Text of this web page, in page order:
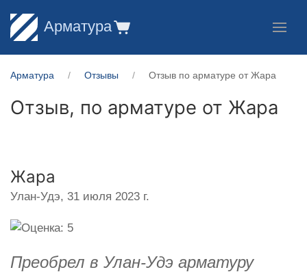
Арматура
Арматура Отзывы Отзыв по арматуре от Жара
Отзыв, по арматуре от Жара
Жара
Улан-Удэ, 31 июля 2023 г.
Преобрел в Улан-Удэ арматуру